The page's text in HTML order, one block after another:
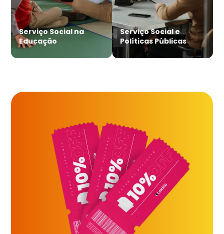
Serviço Social na
Educação
Serviço Social e
Políticas Públicas